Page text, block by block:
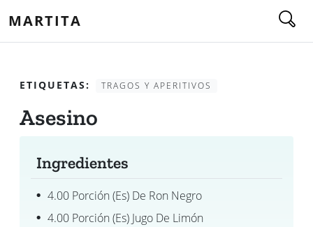
MARTITA
ETIQUETAS: TRAGOS Y APERITIVOS
Asesino
Ingredientes
4.00 Porción (es) De Ron Negro
4.00 Porción (es) Jugo De Limón